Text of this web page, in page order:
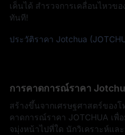
เค็นได้ สำรวจการเคลื่อนไหวข
ทันที!
ประวัติราคา Jotchua
การคาดการณ์ราคา
สร้างขึ้นจากเศรษฐศาสตร์ของ
คาดการณ์ราคา JOTCHUA เพื่
จมุ่งหน้าไปที่ใด นักวิเคราะห์แ